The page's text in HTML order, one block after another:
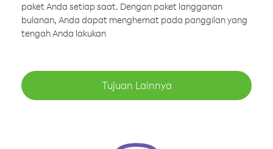
paket Anda setiap saat. Dengan paket langganan
bulanan, Anda dapat menghemat pada panggilan yang
tengah Anda lakukan
Tujuan Lainnya